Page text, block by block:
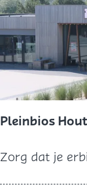
e
n
o
h
tPleinbios
P
Zorg dat je